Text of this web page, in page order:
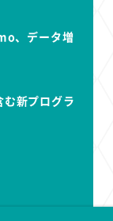
、データ増
む新プログラ